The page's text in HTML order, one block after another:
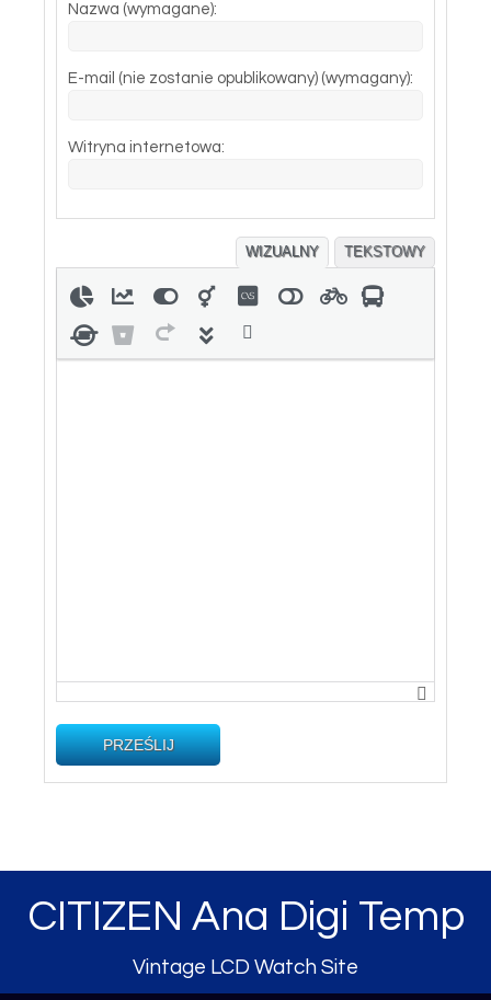
Nazwa (wymagane):
E-mail (nie zostanie opublikowany) (wymagany):
Witryna internetowa:
WIZUALNY TEKSTOWY
PRZEŚLIJ
CITIZEN Ana Digi Temp
Vintage LCD Watch Site